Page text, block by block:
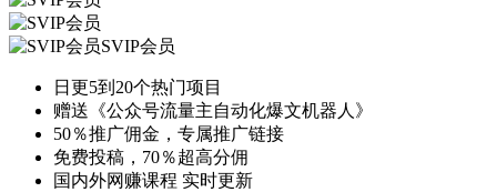
SVIP会员
日更5到20个热门项目
赠送《公众号流量主自动化爆文机器人》
50％推广佣金，专属推广链接
免费投稿，70％超高分佣
国内外网赚课程 实时更新